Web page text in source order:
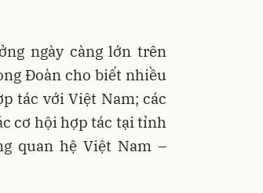
ngày càng lớn trên
Đoàn cho biết nhiều
tác với Việt Nam; các
cơ hội hợp tác tại tỉnh
quan hệ Việt Nam –